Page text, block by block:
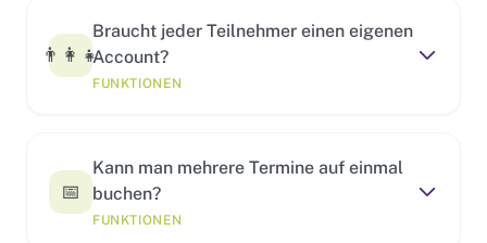
👨‍👩‍👧
Braucht jeder Teilnehmer einen eigenen
Account?
FUNKTIONEN
📅
Kann man mehrere Termine auf einmal
buchen?
FUNKTIONEN